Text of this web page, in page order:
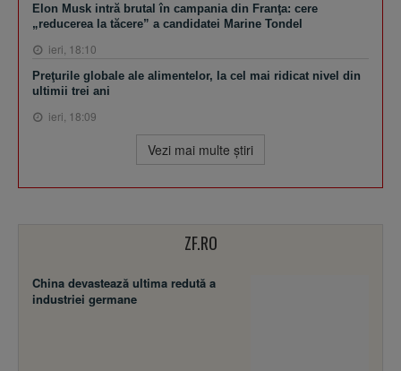
Elon Musk intră brutal în campania din Franţa: cere
„reducerea la tăcere” a candidatei Marine Tondel
ieri, 18:10
Preţurile globale ale alimentelor, la cel mai ridicat nivel din
ultimii trei ani
ieri, 18:09
Vezi mai multe ştiri
ZF.RO
China devastează ultima redută a
industriei germane